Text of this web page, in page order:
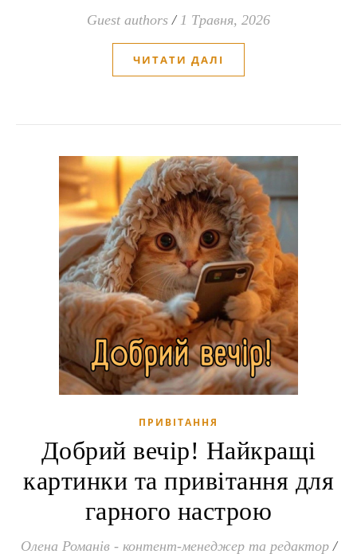
Guest authors / 1 Травня, 2026
ЧИТАТИ ДАЛІ
ПРИВІТАННЯ
Добрий вечір! Найкращі
картинки та привітання для
гарного настрою
Олена Романів - контент-менеджер та редактор /